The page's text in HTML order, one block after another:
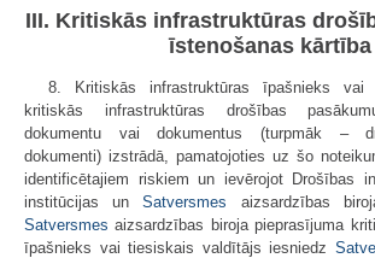
III. Kritiskās infrastruktūras
īstenošanas kārtība
8. Kritiskās infrastruktūras īpašnieks vai
kritiskās infrastruktūras drošības
dokumentu vai dokumentus (turpmāk –
dokumenti) izstrādā, pamatojoties uz šo
identificētajiem riskiem un ievērojot Drošības
institūcijas unSatversmes aizsardzības
Satversmes aizsardzības biroja pieprasījuma
īpašnieks vai tiesiskais valdītājs iesniedz